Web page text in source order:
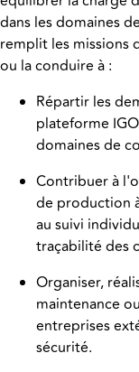
dans les domaines
remplit les missions
ou la conduire à :
Répartir les
plateforme
domaines de
Contribuer à
de production
au suivi
traçabilité des
Organiser,
maintenance
entreprises
sécurité.